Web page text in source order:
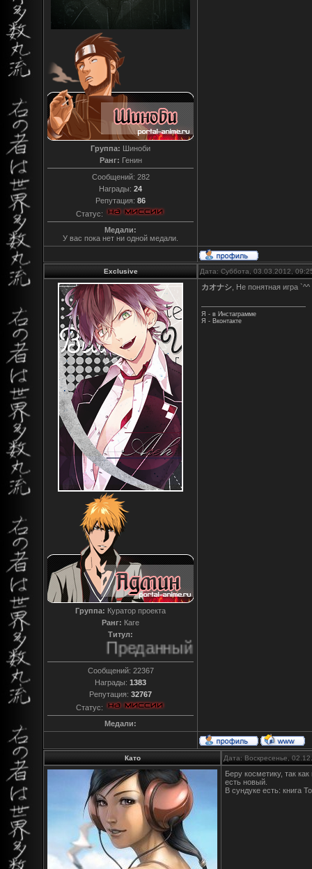
Группа: Шиноби
Ранг: Генин
Сообщений: 282
Награды: 24
Репутация: 86
Статус:
Медали:
У вас пока нет ни одной медали.
Exclusive Дата: Суббота, 03.03.2012,
Группа: Куратор проекта
Ранг: Каге
Титул:
Преданный
Сообщений: 22367
Награды: 1383
Репутация: 32767
Статус:
Медали:
カオナシ , Не понятная игра `^^
Я - в Инстаграмме
Я - Вконтакте
Като Дата: Воскресенье,
Беру косметику, так
есть новый.
В сундуке есть: книга